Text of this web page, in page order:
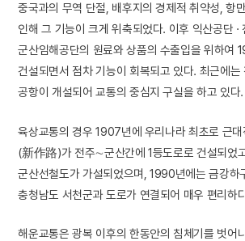
중국과의 무역 단절, 배후지의 경제적 취약성, 항
인해 그 기능이 크게 위축되었다. 이후 익산공단 ·
군산임해공단의 원료와 상품의 수출입을 위하여
건설되면서 점차 기능이 회복되고 있다. 최근에는
공항이 개설되어 교통의 중심지 구실을 하고 있다.
육상교통의 경우 1907년에 우리나라 최초로 근대
(新作路)가 전주∼군산간에 1등도로로 건설되었
군산선철도가 가설되었으며, 1990년에는 금강하
충청남도 서천군과 도로가 연결되어 매우 편리하
해운교통은 광복 이후의 한동안의 침체기를 벗어